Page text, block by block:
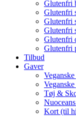
Glutenfri
Glutenfri
Glutenfri
Glutenfri
Glutenfri
Glutenfri
Tilbud
Gaver
Tøj &
Kort (til